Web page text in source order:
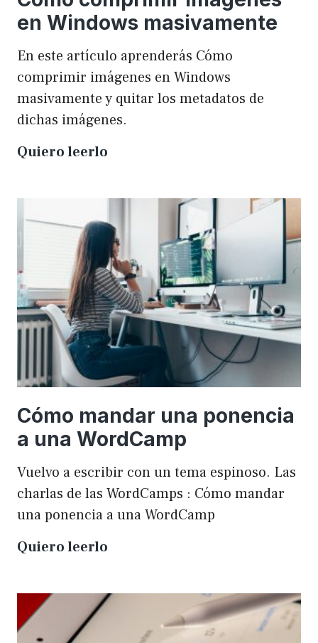
en Windows masivamente
En este artículo aprenderás Cómo
comprimir imágenes en Windows
masivamente y quitar los metadatos de
dichas imágenes.
Quiero leerlo
imágenes
Windows
masivamente
Cómo mandar una ponencia
a una WordCamp
Vuelvo a escribir con un tema espinoso. Las
charlas de las WordCamps : Cómo mandar
una ponencia a una WordCamp
Quiero leerlo
una